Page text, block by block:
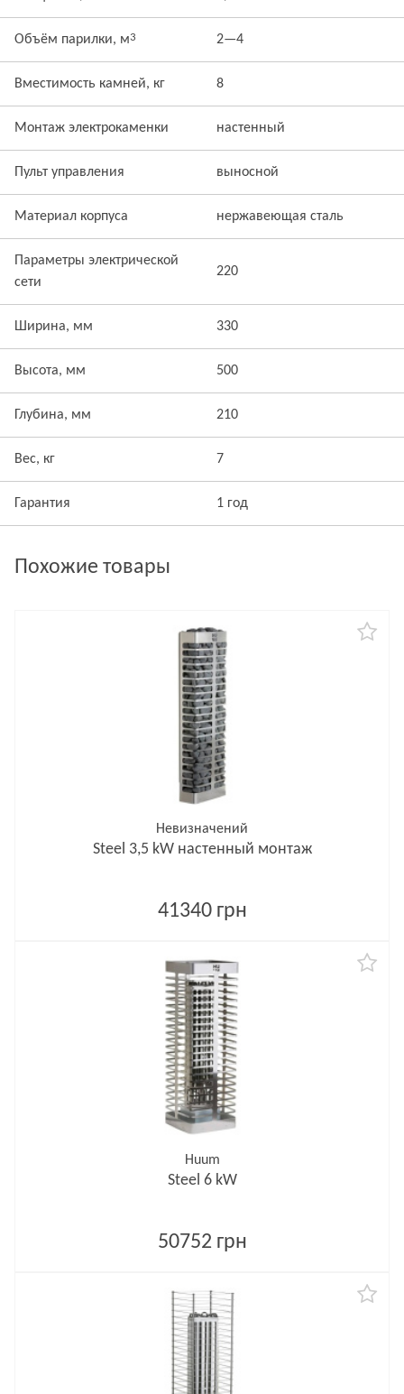
Объём парилки, м3 2—4
Вместимость камней, кг 8
Монтаж электрокаменки настенный
Пульт управления выносной
Материал корпуса нержавеющая сталь
Параметры электрической
сети
220
Ширина, мм 330
Высота, мм 500
Глубина, мм 210
Вес, кг 7
Гарантия 1 год
Похожие товары
Невизначений
Steel 3,5 kW настенный монтаж
41340 грн
Huum
Steel 6 kW
50752 грн